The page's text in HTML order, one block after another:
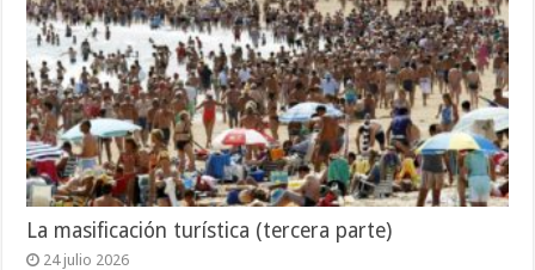
La masificación turística (tercera parte)
24 julio 2026